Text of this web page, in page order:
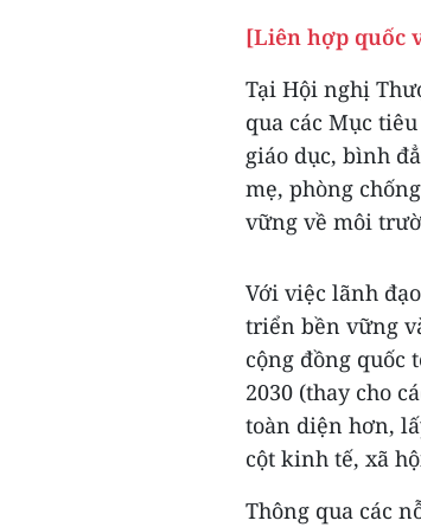
[Liên hợp quốc
Tại Hội nghị
qua các Mục
giáo dục, bình
mẹ, phòng
vững về môi
Với việc lãnh
triển bền vững
cộng đồng quốc
2030 (thay cho
toàn diện hơn,
cột kinh tế, xã
Thông qua các